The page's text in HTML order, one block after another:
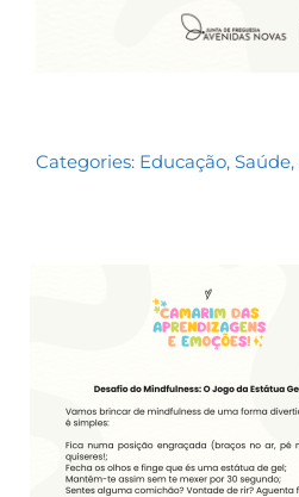
Categories: Educação, Saúde,